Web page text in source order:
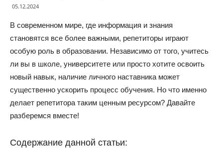
05.12.2024
В современном мире, где информация и знания
становятся все более важными, репетиторы играют
особую роль в образовании. Независимо от того, учитесь
ли вы в школе, университете или просто хотите освоить
новый навык, наличие личного наставника может
существенно ускорить процесс обучения. Но что именно
делает репетитора таким ценным ресурсом? Давайте
разберемся вместе!
Содержание данной статьи: